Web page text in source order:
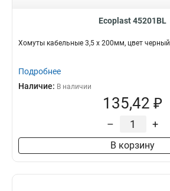
Ecoplast 45201BL
Хомуты кабельные 3,5 х 200мм, цвет черный
Подробнее
Наличие: В наличии
135,42 ₽
– +
В корзину